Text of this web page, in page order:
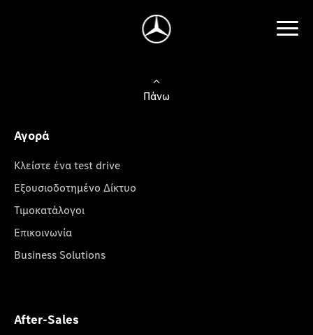
Πάνω
Αγορά
Κλείστε ένα test drive
Εξουσιοδοτημένο Δίκτυο
Τιμοκατάλογοι
Επικοινωνία
Business Solutions
After-Sales